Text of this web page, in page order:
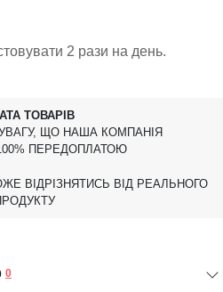
2 рази на день.
ТОВАРІВ
ЩО НАША КОМПАНІЯ
ПЕРЕДОПЛАТОЮ
ВІДРІЗНЯТИСЬ ВІД РЕАЛЬНОГО
0